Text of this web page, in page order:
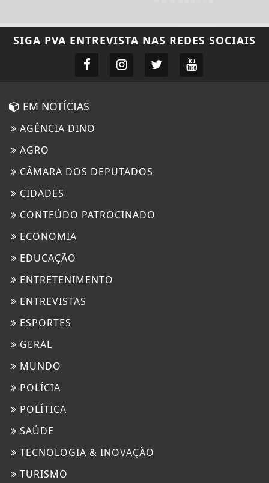
SIGA PVA ENTREVISTA NAS REDES SOCIAIS
EM NOTÍCIAS
AGÊNCIA DINO
AGRO
CÂMARA DOS DEPUTADOS
CIDADES
CONTEÚDO PATROCINADO
ECONOMIA
EDUCAÇÃO
ENTRETENIMENTO
ENTREVISTAS
ESPORTES
GERAL
MUNDO
POLÍCIA
POLÍTICA
SAÚDE
TECNOLOGIA & INOVAÇÃO
TURISMO